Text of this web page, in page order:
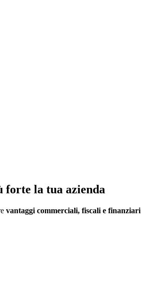
la tua azienda
vantaggi commerciali, fiscali e finanziari